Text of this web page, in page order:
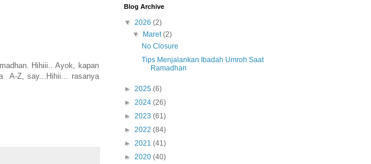
Hihiii.. Ayok, kapan
A-Z, say...Hihii... rasanya
Blog Archive
▼ 2026 (2)
▼ Maret(2)
No Closure
Tips Menjalankan Ibadah Umroh Saat
Ramadhan
► 2025 (6)
► 2024 (26)
► 2023 (61)
► 2022 (84)
► 2021 (41)
► 2020 (40)